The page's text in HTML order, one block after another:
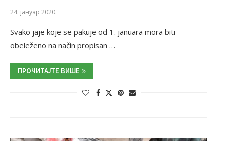
24. јануар 2020.
Svako jaje koje se pakuje od 1. januara mora biti
obeleženo na način propisan …
ПРОЧИТАЈТЕ ВИШЕ